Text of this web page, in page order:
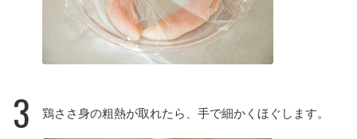
3 鶏ささ身の粗熱が取れたら、手で細かくほぐします。